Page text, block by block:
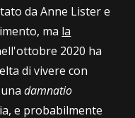
da Anne Lister e
ma la
2020 ha
di vivere con
unadamnatio
e probabilmente